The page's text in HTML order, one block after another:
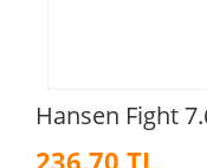
Hansen Fight
236,70 TL